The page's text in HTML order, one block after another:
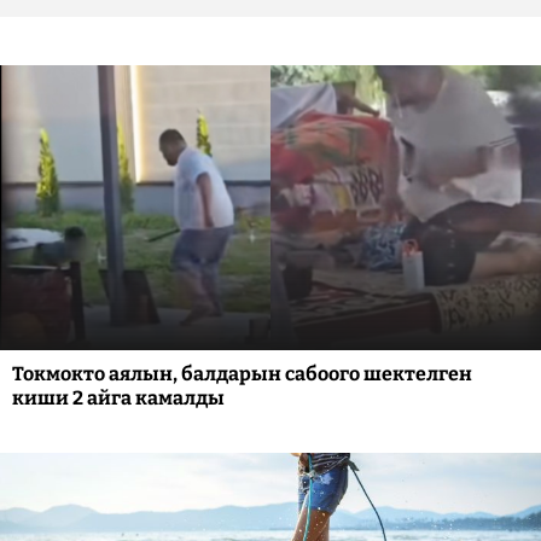
Токмокто аялын, балдарын сабоого шектелген
киши 2 айга камалды